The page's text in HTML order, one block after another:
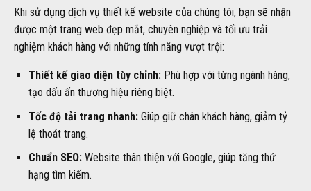
Khi sử dụng dịch vụ thiết kế website của chúng tôi, bạn sẽ nhận
được một trang web đẹp mắt, chuyên nghiệp và tối ưu trải
nghiệm khách hàng với những tính năng vượt trội:
Thiết kế giao diện tùy chỉnh:Phù hợp với từng ngành hàng,
tạo dấu ấn thương hiệu riêng biệt.
Tốc độ tải trang nhanh:Giúp giữ chân khách hàng, giảm tỷ
lệ thoát trang.
Chuẩn SEO:Website thân thiện với Google, giúp tăng thứ
hạng tìm kiếm.